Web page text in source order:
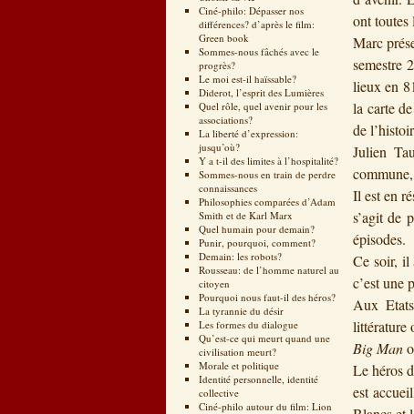
Ciné-philo: Dépasser nos
différences? d’après le film:
Green book
Sommes-nous fâchés avec le
progrès?
Le moi est-il haïssable?
Diderot, l’esprit des Lumières
Quel rôle, quel avenir pour les
associations?
La liberté d’expression:
jusqu’où?
Y a t-il des limites à l’hospitalité?
Sommes-nous en train de perdre
connaissances
Philosophies comparées d’Adam
Smith et de Karl Marx
Quel humain pour demain?
Punir, pourquoi, comment?
Demain: les robots?
Rousseau: de l’homme naturel au
citoyen
Pourquoi nous faut-il des héros?
La tyrannie du désir
Les formes du dialogue
Qu’est-ce qui meurt quand une
civilisation meurt?
Morale et politique
Identité personnelle, identité
collective
Ciné-philo autour du film: Lion
ont toutes
Marc
semestre
lieux en
la carte
de
Julien
Il est en
s’agit de
épisodes.
Ce soir, il
c’est une
Aux
littérature
Big Man
Le héros
est